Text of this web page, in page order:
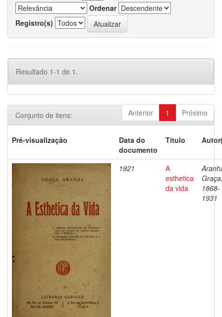
Ordenar
Registro(s)
Resultado 1-1 de 1.
Anterior 1 Próximo
Conjunto de itens:
Pré-visualização
Data do
documento
Título
1921
A
esthetica
da vida
1868-
1931